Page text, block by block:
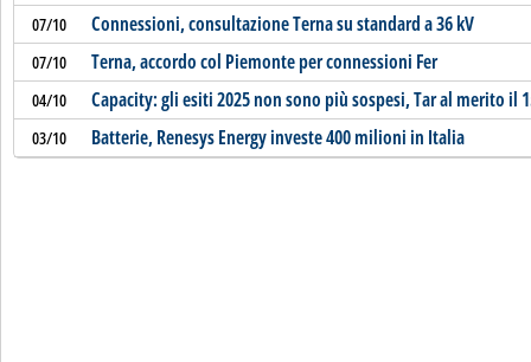
07/10 Connessioni, consultazione Terna su standard a 36 kV
07/10 Terna, accordo col Piemonte per connessioni Fer
04/10 Capacity: gli esiti 2025 non sono più sospesi, Tar al merito il
03/10 Batterie, Renesys Energy investe 400 milioni in Italia